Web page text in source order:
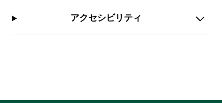
アクセシビリティ